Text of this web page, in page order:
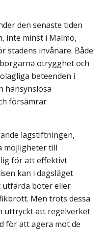
den senaste tiden
inte minst i Malmö,
stadens invånare. Både
otrygghet och
beteenden i
hänsynslösa
försämrar
lagstiftningen,
möjligheter till
för att effektivt
kan i dagsläget
utfärda böter eller
Men trots dessa
uttryckt att regelverket
för att agera mot de